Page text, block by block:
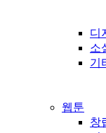
디
소
기
웹툰
창